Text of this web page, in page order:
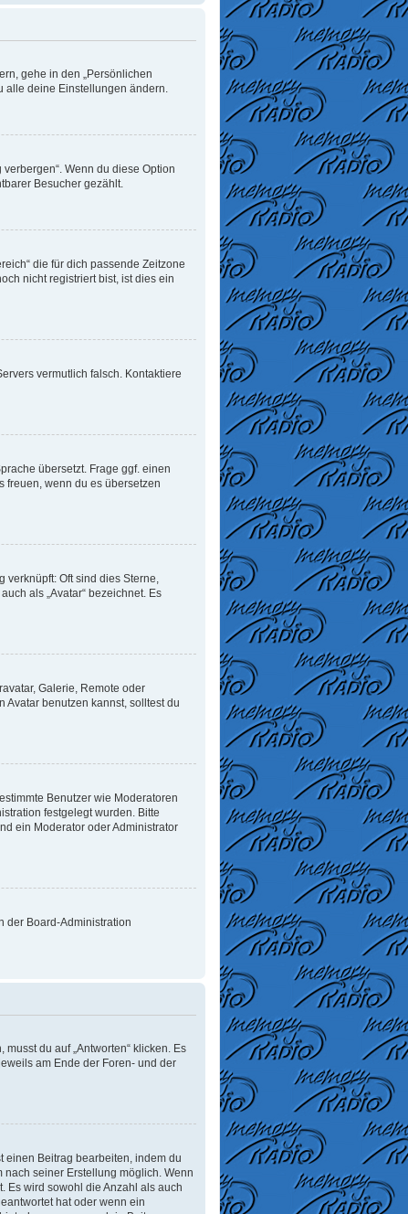
gehe in den „Persönlichen
alle deine Einstellungen ändern.
Wenn du diese Option
Besucher gezählt.
die für dich passende Zeitzone
nicht registriert bist, ist dies ein
vermutlich falsch. Kontaktiere
übersetzt. Frage ggf. einen
freuen, wenn du es übersetzen
Oft sind dies Sterne,
als „Avatar“ bezeichnet. Es
Galerie, Remote oder
benutzen kannst, solltest du
Benutzer wie Moderatoren
festgelegt wurden. Bitte
ein Moderator oder Administrator
der Board-Administration
du auf „Antworten“ klicken. Es
am Ende der Foren- und der
einen Beitrag bearbeiten, indem du
nach seiner Erstellung möglich. Wenn
Es wird sowohl die Anzahl als auch
hat oder wenn ein